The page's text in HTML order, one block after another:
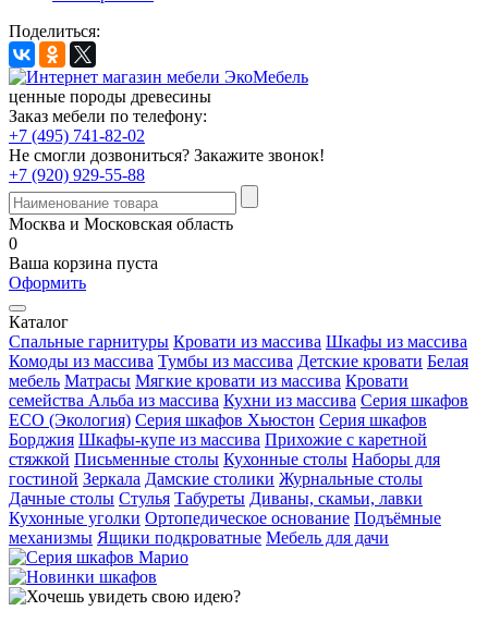
Поделиться:
ценные породы древесины
Заказ мебели по телефону:
+7 (495) 741-82-02
Не смогли дозвониться? Закажите звонок!
+7 (920) 929-55-88
Москва и Московская область
0
Ваша корзина пуста
Оформить
Каталог
Спальные гарнитуры Кровати из массива Шкафы из массива
Комоды из массива Тумбы из массива Детские кровати Белая
мебель Матрасы Мягкие кровати из массива Кровати
семейства Альба из массива Кухни из массива Серия шкафов
ECO (Экология) Серия шкафов Хьюстон Серия шкафов
Борджия Шкафы-купе из массива Прихожие с каретной
стяжкой Письменные столы Кухонные столы Наборы для
гостиной Зеркала Дамские столики Журнальные столы
Дачные столы Стулья Табуреты Диваны, скамьи, лавки
Кухонные уголки Ортопедическое основание Подъёмные
механизмы Ящики подкроватные Мебель для дачи